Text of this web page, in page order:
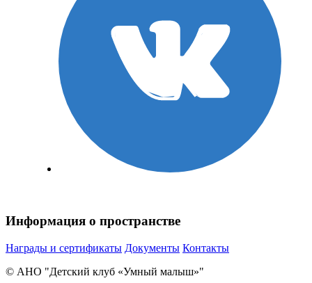
Информация о пространстве
Награды и сертификаты Документы Контакты
© АНО "Детский клуб «Умный малыш»"